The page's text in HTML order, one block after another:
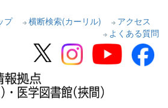
プ 横断検索(カーリル)
アクセス
よくある質問